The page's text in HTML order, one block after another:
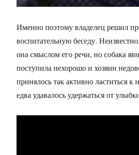
Именно поэтому владелец решил
воспитательную беседу.
она смыслом его речи, но собака
поступила нехорошо и хозяин
принялось так активно ластиться
едва удавалось удержаться от